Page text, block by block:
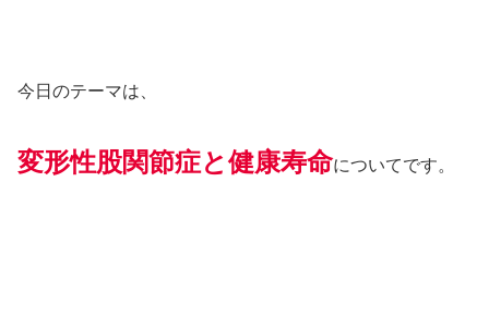
今日のテーマは、
変形性股関節症と健康寿命についてです。